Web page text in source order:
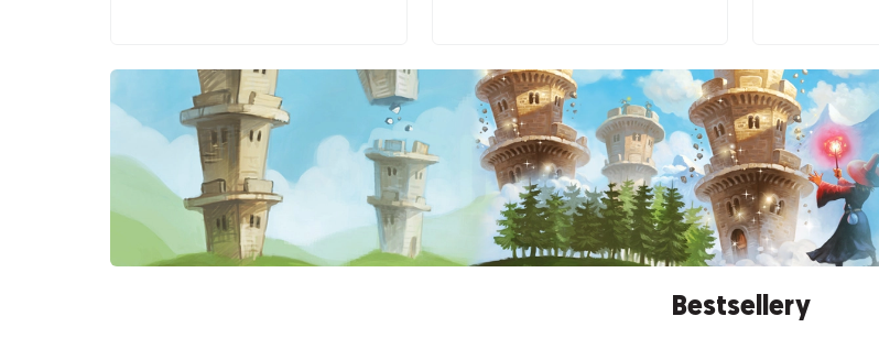
Bestsellery